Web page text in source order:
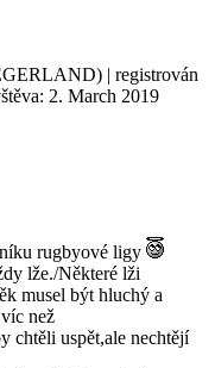
| registrován
2. March 2019
rugbyové ligy
lže./Některé lži
musel být hluchý a
než
chtěli uspět,ale nechtějí